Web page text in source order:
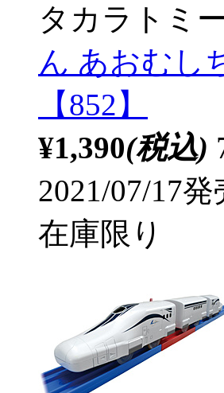
タカラトミ
ん あおむし
【852】
¥1,390(税込)
2021/07/17発
在庫限り